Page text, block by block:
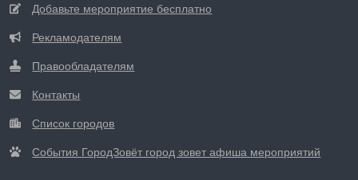
Добавьте мероприятие бесплатно
Рекламодателям
Правообладателям
Контакты
Список городов
События ГородЗовёт город зовет афиша мероприятий